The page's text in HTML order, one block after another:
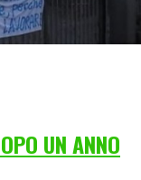
UN ANNO